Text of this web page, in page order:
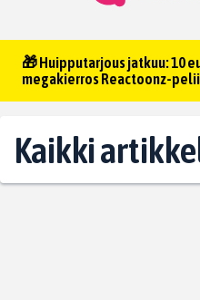
🎁 Huipputarjous jatkuu: 10
megakierros Reactoonz-
Kaikki